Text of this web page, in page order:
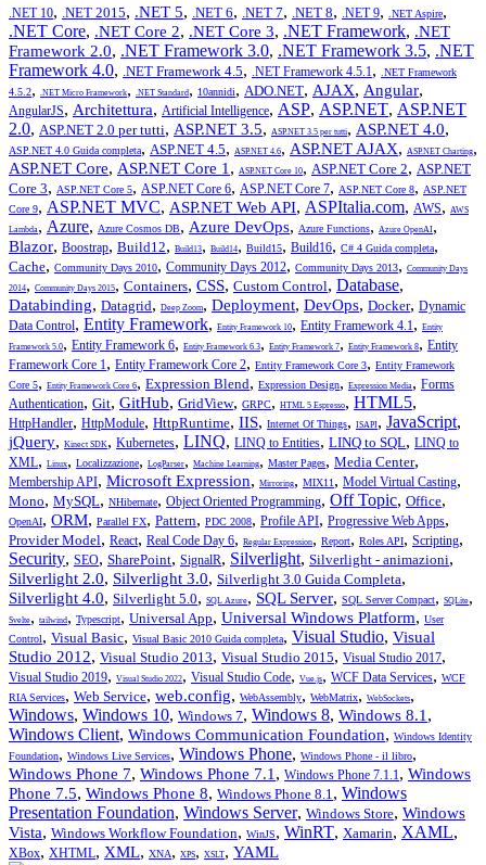
.NET 10, .NET 2015, .NET 5, .NET 6, .NET 7, .NET 8, .NET 9, .NET Aspire,
.NET Core, .NET Core 2, .NET Core 3, .NET Framework, .NET
Framework 2.0, .NET Framework 3.0, .NET Framework 3.5, .NET
Framework 4.0, .NET Framework 4.5, .NET Framework 4.5.1 ,
.NET Framework
4.5.2, .NET Micro Framework, .NET Standard , 10annidi, ADO.NET, AJAX, Angular,
AngularJS, Architettura, Artificial Intelligence, ASP, ASP.NET, ASP.NET
2.0, ASP.NET 2.0 per tutti, ASP.NET 3.5, ASP.NET 3.5 per tutti, ASP.NET 4.0,
ASP.NET 4.0 Guida completa, ASP.NET 4.5, ASP.NET 4.6, ASP.NET AJAX, ASP.NET Charting,
ASP.NET Core, ASP.NET Core 1 , ASP.NET Core 10, ASP.NET Core 2, ASP.NET
Core 3, ASP.NET Core 5, ASP.NET Core 6, ASP.NET Core 7, ASP.NET Core 8, ASP.NET
Core 9, ASP.NET MVC, ASP.NET Web API, ASPItalia.com, AWS,
AWS
Lambda , Azure, Azure Cosmos DB, Azure DevOps, Azure Functions, Azure OpenAI,
Blazor, Boostrap, Build12, Build13, Build14, Build15, Build16, C# 4 Guida completa,
Cache, Community Days 2010, Community Days 2012, Community Days 2013, Community Days
2014, Community Days 2015, Containers, CSS, Custom Control, Database,
Databinding, Datagrid, Deep Zoom, Deployment, DevOps, Docker, Dynamic
Data Control, Entity Framework, Entity Framework 10, Entity Framework 4.1 , Entity
Framework 5.0, Entity Framework 6, Entity Framework 6.3, Entity Framework 7, Entity Framework 8, Entity
Framework Core 1 , Entity Framework Core 2, Entity Framework Core 3, Entity Framework
Core 5, Entity Framework Core 6, Expression Blend, Expression Design, Expression Media , Forms
Authentication, Git, GitHub, GridView, GRPC, HTML 5 Espresso, HTML5,
HttpHandler, HttpModule, HttpRuntime, IIS, Internet Of Things, ISAPI, JavaScript,
jQuery, Kinect SDK, Kubernetes, LINQ, LINQ to Entities, LINQ to SQL, LINQ to
XML, Linux, Localizzazione, LogParser, Machine Learning, Master Pages, Media Center,
Membership API, Microsoft Expression, Mirroring, MIX11 , Model Virtual Casting,
Mono, MySQL, NHibernate, Object Oriented Programming, Off Topic, Office,
OpenAI, ORM, Parallel FX, Pattern, PDC 2008, Profile API, Progressive Web Apps,
Provider Model, React, Real Code Day 6, Regular Expression, Report, Roles API, Scripting,
Security, SEO, SharePoint, SignalR, Silverlight, Silverlight - animazioni,
Silverlight 2.0, Silverlight 3.0, Silverlight 3.0 Guida Completa,
Silverlight 4.0, Silverlight 5.0, SQL Azure, SQL Server, SQL Server Compact, SQLite,
Svelte, tailwind , Typescript, Universal App, Universal Windows Platform, User
Control, Visual Basic, Visual Basic 2010 Guida completa, Visual Studio, Visual
Studio 2012, Visual Studio 2013, Visual Studio 2015, Visual Studio 2017,
Visual Studio 2019, Visual Studio 2022, Visual Studio Code, Vue.js, WCF Data Services, WCF
RIA Services, Web Service, web.config, WebAssembly, WebMatrix, WebSockets,
Windows, Windows 10, Windows 7, Windows 8, Windows 8.1 ,
Windows Client, Windows Communication Foundation, Windows Identity
Foundation, Windows Live Services, Windows Phone, Windows Phone - il libro,
Windows Phone 7, Windows Phone 7.1 , Windows Phone 7.1.1 , Windows
Phone 7.5, Windows Phone 8, Windows Phone 8.1 , Windows
Presentation Foundation, Windows Server, Windows Store, Windows
Vista, Windows Workflow Foundation, WinJS, WinRT, Xamarin, XAML,
XBox, XHTML, XML, XNA, XPS, XSLT, YAML